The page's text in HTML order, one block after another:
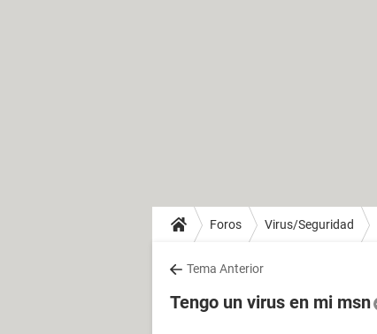
Foros Virus/Seguridad
Tema Anterior
Tengo un virus en mi msn